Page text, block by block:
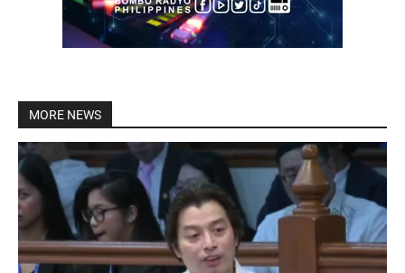
MORE NEWS